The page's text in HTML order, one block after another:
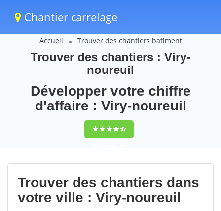
Chantier carrelage
Accueil Trouver des chantiers batiment
Trouver des chantiers : Viry-
noureuil
Développer votre chiffre
d'affaire : Viry-noureuil
9,5(100%)65
votes
Trouver des chantiers dans
votre ville : Viry-noureuil